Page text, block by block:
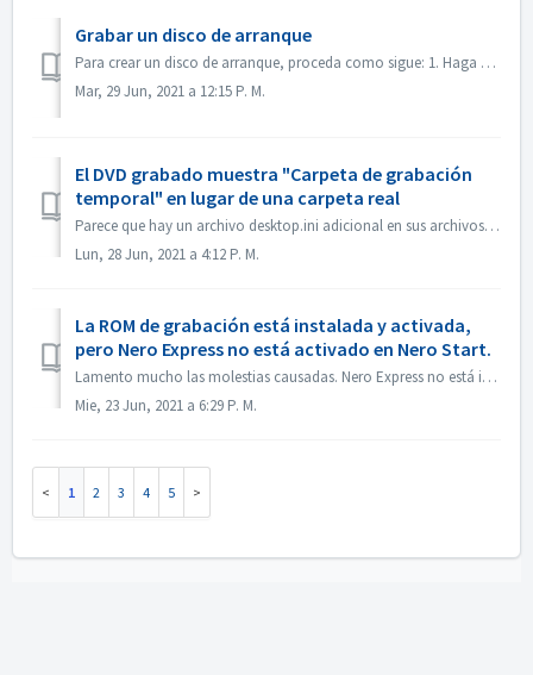
Grabar un disco de arranque
Para crear un disco de arranque, proceda como sigue: 1. Haga clic en el botón Nuevo en la pantalla principal de Nero Burning ROM. ->Se abre la ventana d...
Mar, 29 Jun, 2021 a 12:15 P. M.
El DVD grabado muestra "Carpeta de grabación
temporal" en lugar de una carpeta real
Parece que hay un archivo desktop.ini adicional en sus archivos de origen. El Explorador lee ese archivo y encuentra que esta carpeta en particular tiene un...
Lun, 28 Jun, 2021 a 4:12 P. M.
La ROM de grabación está instalada y activada,
pero Nero Express no está activado en Nero Start.
Lamento mucho las molestias causadas. Nero Express no está incluido en el producto independiente Nero BurningRom. Nero Express se vende en tiendas fuera ...
Mie, 23 Jun, 2021 a 6:29 P. M.
1 2 3 4 5